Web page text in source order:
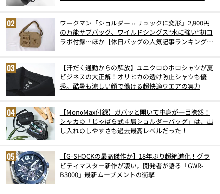
ワークマン「ショルダー⇔リュックに変形」2,900円
の万能サブバッグ、ワイルドシングス“水に強い”初コ
ラボ付録…ほか【休日バッグの人気記事ランキングベ
【汗だく通勤からの解放】ユニクロのポロシャツが夏
ビジネスの大正解！オリヒカの透け防止シャツも優
秀。酷暑も涼しい顔で働ける超快適ウエアの実力
【MonoMax付録】ガバッと開いて中身が一目瞭然！
シャカの「じゃばら式４層ショルダーバッグ」は、出
し入れのしやすさも過去最高レベルだった！
【G-SHOCKの最高傑作か】18年ぶり超絶進化！グラ
ビティマスター新作が凄い。開発者が語る「GWR-
B3000」最新ムーブメントの衝撃